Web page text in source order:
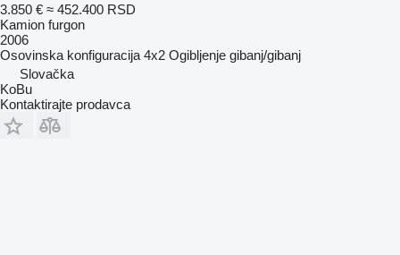
3.850 € ≈ 452.400 RSD
Kamion furgon
2006
Osovinska konfiguracija 4x2 Ogibljenje gibanj/gibanj
Slovačka
KoBu
Kontaktirajte prodavca